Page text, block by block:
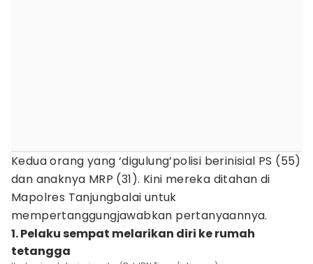
Kedua orang yang ‘digulung’polisi berinisial PS (55)
dan anaknya MRP (31). Kini mereka ditahan di
Mapolres Tanjungbalai untuk
mempertanggungjawabkan pertanyaannya.
1. Pelaku sempat melarikan diri ke rumah
tetangga